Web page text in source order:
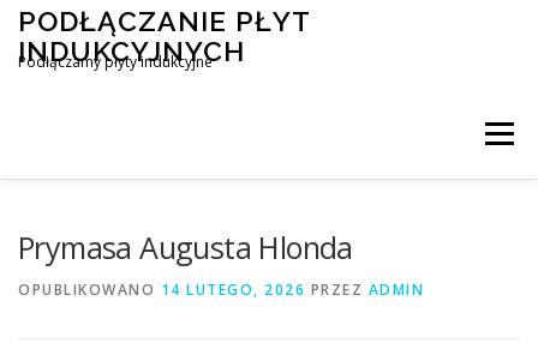
Przejdź
treści
PODŁĄCZANIE PŁYT
INDUKCYJNYCH
Podłączamy płyty indukcyjne
Menu
Prymasa Augusta Hlonda
OPUBLIKOWANO 14 LUTEGO, 2026 PRZEZ ADMIN